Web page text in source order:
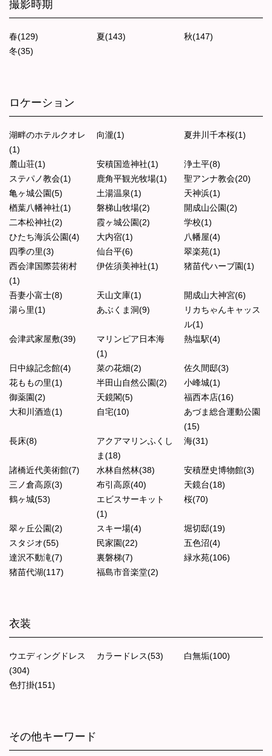
撮影時期
春(129) 夏(143)
秋(147)
冬(35)
ロケーション
湖畔のホテルクオレ
(1)
向瀧(1) 夏井川千本桜(1)
麓山荘(1) 安積国造神社(1)
浄土平(8)
ステパノ教会(1)
鹿角平観光牧場(1)
聖アンナ教会(20)
亀ヶ城公園(5)
土湯温泉(1)
天神浜(1)
楢葉八幡神社(1)
磐梯山牧場(2)
開成山公園(2)
二本松神社(2)
霞ヶ城公園(2)
学校(1)
ひたち海浜公園(4)
大内宿(1)
八幡屋(4)
四季の里(3)
仙台平(6)
翠楽苑(1)
西会津国際芸術村
(1)
伊佐須美神社(1) 猪苗代ハーブ園(1)
吾妻小富士(8) 天山文庫(1)
開成山大神宮(6)
湯ら里(1)
あぶくま洞(9)
リカちゃんキャッス
ル(1)
会津武家屋敷(39)
マリンピア日本海
(1)
熱塩駅(4)
日中線記念館(4) 菜の花畑(2)
佐久間邸(3)
花ももの里(1)
半田山自然公園(2)
小峰城(1)
御薬園(2)
天鏡閣(5)
福西本店(16)
大和川酒造(1)
自宅(10)
あづま総合運動公園
(15)
長床(8)
アクアマリンふくし
ま(18)
海(31)
諸橋近代美術館(7) 水林自然林(38)
安積歴史博物館(3)
三ノ倉高原(3)
布引高原(40)
天鏡台(18)
鶴ヶ城(53)
エビスサーキット
(1)
桜(70)
翠ヶ丘公園(2) スキー場(4)
堀切邸(19)
スタジオ(55)
民家園(22)
五色沼(4)
達沢不動滝(7)
裏磐梯(7)
緑水苑(106)
猪苗代湖(117)
福島市音楽堂(2)
衣装
ウエディングドレス
(304)
カラードレス(53) 白無垢(100)
色打掛(151)
その他キーワード